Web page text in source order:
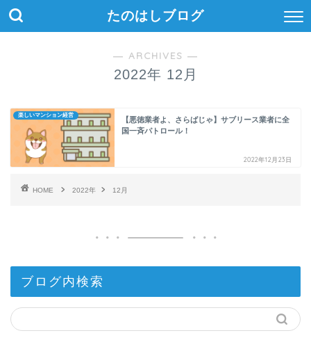
たのはしブログ
― ARCHIVES ―
2022年 12月
楽しいマンション経営
【悪徳業者よ、さらばじゃ】サブリース業者に全
国一斉パトロール！
2022年12月23日
HOME 2022年 12月
ブログ内検索